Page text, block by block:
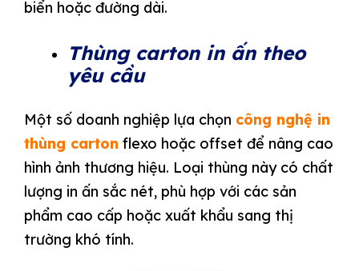
biển hoặc đường dài.
Thùng carton in ấn theo
yêu cầu
Một số doanh nghiệp lựa chọn công nghệ in
thùng carton flexo hoặc offset để nâng cao
hình ảnh thương hiệu. Loại thùng này có chất
lượng in ấn sắc nét, phù hợp với các sản
phẩm cao cấp hoặc xuất khẩu sang thị
trường khó tính.